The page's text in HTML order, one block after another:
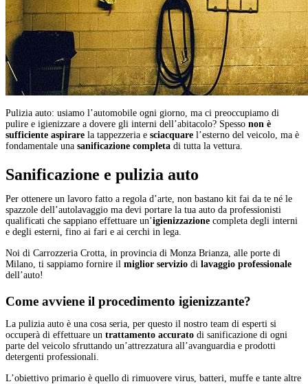
Pulizia auto: usiamo l’automobile ogni giorno, ma ci preoccupiamo di
pulire e igienizzare a dovere gli interni dell’abitacolo? Spesso non è
sufficiente aspirare la tappezzeria e sciacquare l’esterno del veicolo, ma è
fondamentale una sanificazione completa di tutta la vettura.
Sanificazione e pulizia auto
Per ottenere un lavoro fatto a regola d’arte, non bastano kit fai da te né le
spazzole dell’autolavaggio ma devi portare la tua auto da professionisti
qualificati che sappiano effettuare un’igienizzazione completa degli interni
e degli esterni, fino ai fari e ai cerchi in lega.
Noi di Carrozzeria Crotta, in provincia di Monza Brianza, alle porte di
Milano, ti sappiamo fornire il miglior servizio di lavaggio professionale
dell’auto!
Come avviene il procedimento igienizzante?
La pulizia auto è una cosa seria, per questo il nostro team di esperti si
occuperà di effettuare un trattamento accurato di sanificazione di ogni
parte del veicolo sfruttando un’attrezzatura all’avanguardia e prodotti
detergenti professionali.
L’obiettivo primario è quello di rimuovere virus, batteri, muffe e tante altre